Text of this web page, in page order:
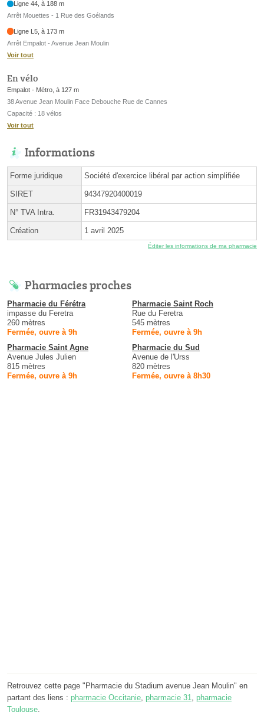
Ligne 44, à 188 m
Arrêt Mouettes - 1 Rue des Goélands
Ligne L5, à 173 m
Arrêt Empalot - Avenue Jean Moulin
Voir tout
En vélo
Empalot - Métro, à 127 m
38 Avenue Jean Moulin Face Debouche Rue de Cannes
Capacité : 18 vélos
Voir tout
Informations
Forme juridique Société d'exercice libéral par action simplifiée
SIRET 94347920400019
N° TVA Intra. FR31943479204
Création 1 avril 2025
Éditer les informations de ma pharmacie
Pharmacies proches
Pharmacie du Férétra
impasse du Feretra
260 mètres
Fermée, ouvre à 9h
Pharmacie Saint Roch
Rue du Feretra
545 mètres
Fermée, ouvre à 9h
Pharmacie Saint Agne
Avenue Jules Julien
815 mètres
Fermée, ouvre à 9h
Pharmacie du Sud
Avenue de l'Urss
820 mètres
Fermée, ouvre à 8h30
Retrouvez cette page "Pharmacie du Stadium avenue Jean Moulin" en
partant des liens : pharmacie Occitanie, pharmacie 31, pharmacie
Toulouse.